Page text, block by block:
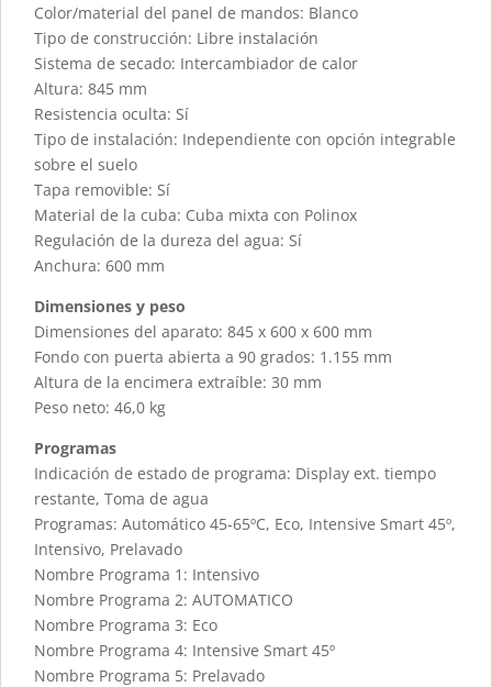
Color/material del panel de mandos: Blanco
Tipo de construcción: Libre instalación
Sistema de secado: Intercambiador de calor
Altura: 845 mm
Resistencia oculta: Sí
Tipo de instalación: Independiente con opción integrable
sobre el suelo
Tapa removible: Sí
Material de la cuba: Cuba mixta con Polinox
Regulación de la dureza del agua: Sí
Anchura: 600 mm
Dimensiones y peso
Dimensiones del aparato: 845 x 600 x 600 mm
Fondo con puerta abierta a 90 grados: 1.155 mm
Altura de la encimera extraíble: 30 mm
Peso neto: 46,0 kg
Programas
Indicación de estado de programa: Display ext. tiempo
restante, Toma de agua
Programas: Automático 45-65ºC, Eco, Intensive Smart 45º,
Intensivo, Prelavado
Nombre Programa 1: Intensivo
Nombre Programa 2: AUTOMATICO
Nombre Programa 3: Eco
Nombre Programa 4: Intensive Smart 45º
Nombre Programa 5: Prelavado